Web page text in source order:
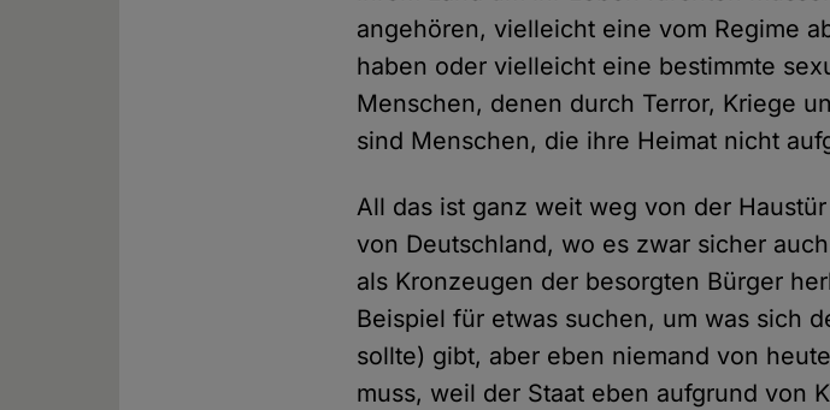
angehören, vielleicht eine vom Regime
haben oder vielleicht eine bestimmte
Menschen, denen durch Terror, Kriege
sind Menschen, die ihre Heimat nicht
All das ist ganz weit weg von der
von Deutschland, wo es zwar sicher
als Kronzeugen der besorgten Bürger
Beispiel für etwas suchen, um was sich
sollte) gibt, aber eben niemand von
muss, weil der Staat eben aufgrund von